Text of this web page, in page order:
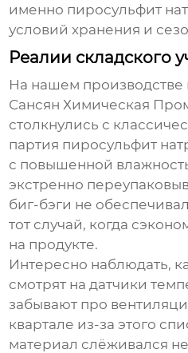
именно пиросульфит
условий хранения и
Реалии складского
На нашем производстве
Сансян Химическая
столкнулись с
партия пиросульфит
с повышенной
экстренно
биг-бэги не
тот случай, когда
на продукте.
Интересно наблюдать,
смотрят на датчики
забывают про
квартале из-за этого
материал слёживался